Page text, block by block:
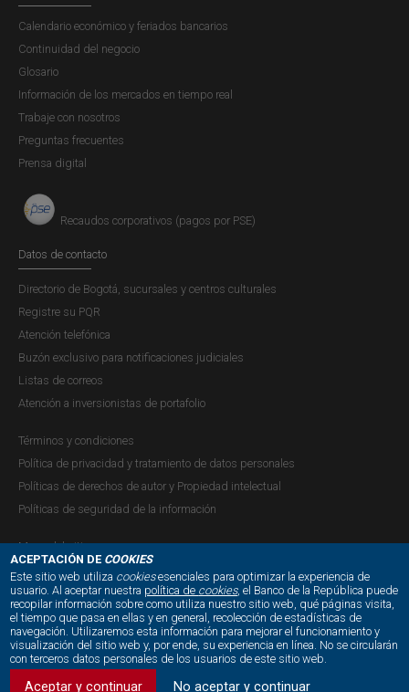
ACEPTACIÓN DE COOKIES
Este sitio web utiliza cookiesesenciales para optimizar la experiencia de
usuario. Al aceptar nuestra política de cookies, el Banco de la República puede
recopilar información sobre como utiliza nuestro sitio web, qué páginas visita,
el tiempo que pasa en ellas y en general, recolección de estadísticas de
navegación. Utilizaremos esta información para mejorar el funcionamiento y
visualización del sitio web y, por ende, su experiencia en línea. No se circularán
con terceros datos personales de los usuarios de este sitio web.
Aceptar y continuar No aceptar y continuar
Calendario económico y feriados bancarios
Continuidad del negocio
Glosario
Información de los mercados en tiempo real
Trabaje con nosotros
Preguntas frecuentes
Prensa digital
Recaudos corporativos (pagos por PSE)
Datos de contacto
Directorio de Bogotá, sucursales y centros culturales
Registre su PQR
Atención telefónica
Buzón exclusivo para notificaciones judiciales
Listas de correos
Atención a inversionistas de portafolio
Términos y condiciones
Política de privacidad y tratamiento de datos personales
Políticas de derechos de autor y Propiedad intelectual
Políticas de seguridad de la información
Mapa del sitio
NUESTRAS REDES SOCIALES: